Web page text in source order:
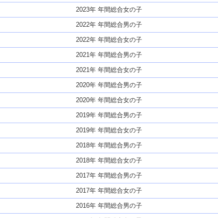
2023年 年間総合女の子
2022年 年間総合男の子
2022年 年間総合女の子
2021年 年間総合男の子
2021年 年間総合女の子
2020年 年間総合男の子
2020年 年間総合女の子
2019年 年間総合男の子
2019年 年間総合女の子
2018年 年間総合男の子
2018年 年間総合女の子
2017年 年間総合男の子
2017年 年間総合女の子
2016年 年間総合男の子